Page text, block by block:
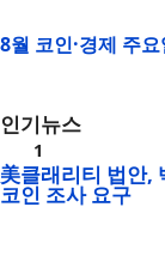
8월 코인·경제 주
인기뉴스
美클래리티 법안,
코인 조사 요구